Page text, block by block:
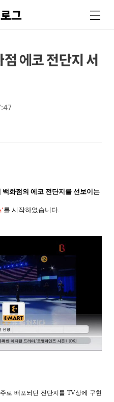
그
색
메
뉴
에코 전단지 서
백화점의 에코 전단지를 선보이는
'를 시작하였습니다.
로 배포되던 전단지를 TV상에 구현